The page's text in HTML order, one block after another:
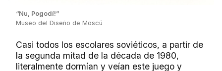
“Nu, Pogodí!”
Museo del Diseño de Moscú
Casi todos los escolares soviéticos, a partir de
la segunda mitad de la década de 1980,
literalmente dormían y veían este juego y